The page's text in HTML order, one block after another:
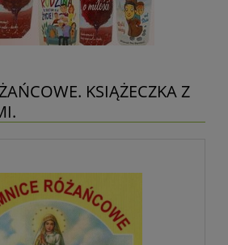
KSIĄŻECZKA Z